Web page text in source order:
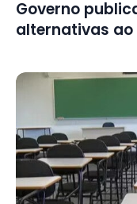
Governo
alternativas ao